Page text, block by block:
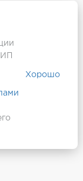
Хорошо